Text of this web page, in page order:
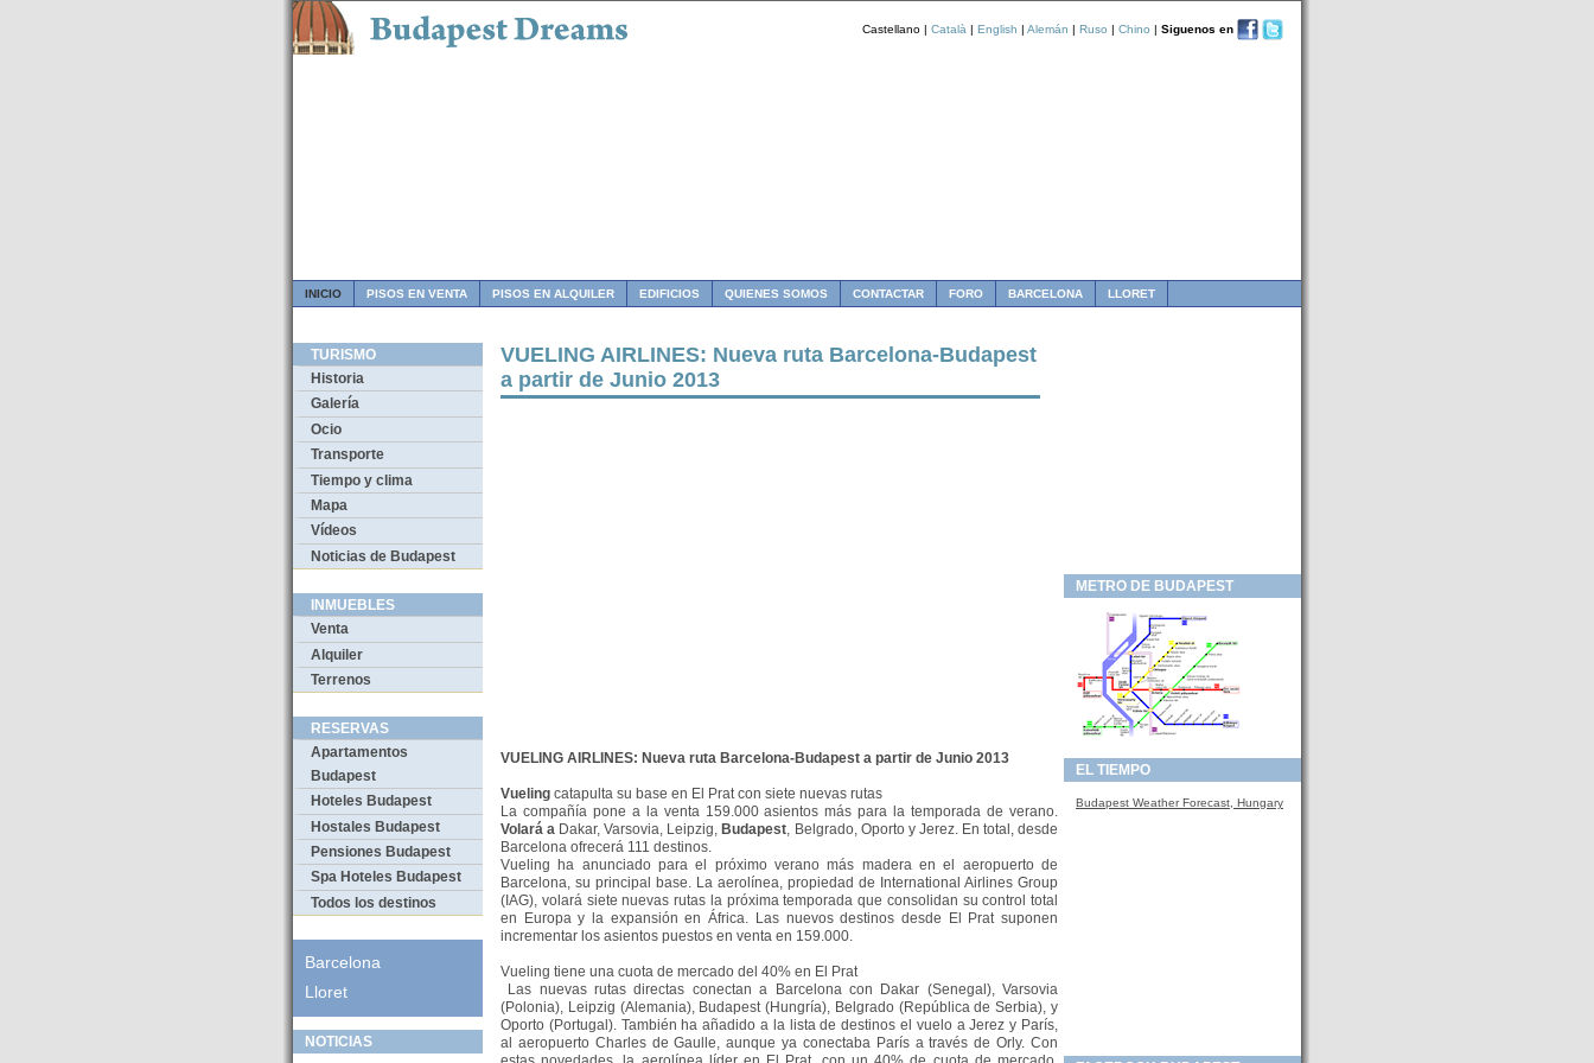
Castellano | Català | English | Alemán | Ruso | Chino | Siguenos en
INICIO PISOS EN VENTA PISOS EN ALQUILER EDIFICIOS QUIENES SOMOS CONTACTAR FORO BARCELONA LLORET
TURISMO
Historia
Galería
Ocio
Transporte
Tiempo y clima
Mapa
Vídeos
Noticias de Budapest
INMUEBLES
Venta
Alquiler
Terrenos
RESERVAS
Apartamentos
Budapest
Hoteles Budapest
Hostales Budapest
Pensiones Budapest
Spa Hoteles Budapest
Todos los destinos
Barcelona
Lloret
NOTICIAS
VUELING AIRLINES: Nueva ruta Barcelona-Budapest
a partir de Junio 2013
VUELING AIRLINES: Nueva ruta Barcelona-Budapest a partir de Junio 2013
Vueling catapulta su base en El Prat con siete nuevas rutas
La compañía pone a la venta 159.000 asientos más para la temporada de verano.
Volará a Dakar, Varsovia, Leipzig, Budapest, Belgrado, Oporto y Jerez. En total, desde
Barcelona ofrecerá 111 destinos.
Vueling ha anunciado para el próximo verano más madera en el aeropuerto de
Barcelona, su principal base. La aerolínea, propiedad de International Airlines Group
(IAG), volará siete nuevas rutas la próxima temporada que consolidan su control total
en Europa y la expansión en África. Las nuevos destinos desde El Prat suponen
incrementar los asientos puestos en venta en 159.000.
Vueling tiene una cuota de mercado del 40% en El Prat
Las nuevas rutas directas conectan a Barcelona con Dakar (Senegal), Varsovia
(Polonia), Leipzig (Alemania), Budapest (Hungría), Belgrado (República de Serbia), y
Oporto (Portugal). También ha añadido a la lista de destinos el vuelo a Jerez y París,
al aeropuerto Charles de Gaulle, aunque ya conectaba París a través de Orly. Con
METRO DE BUDAPEST
EL TIEMPO
Budapest Weather Forecast, Hungary